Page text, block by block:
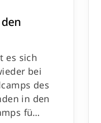
es sich
bei
des
in den
fü…